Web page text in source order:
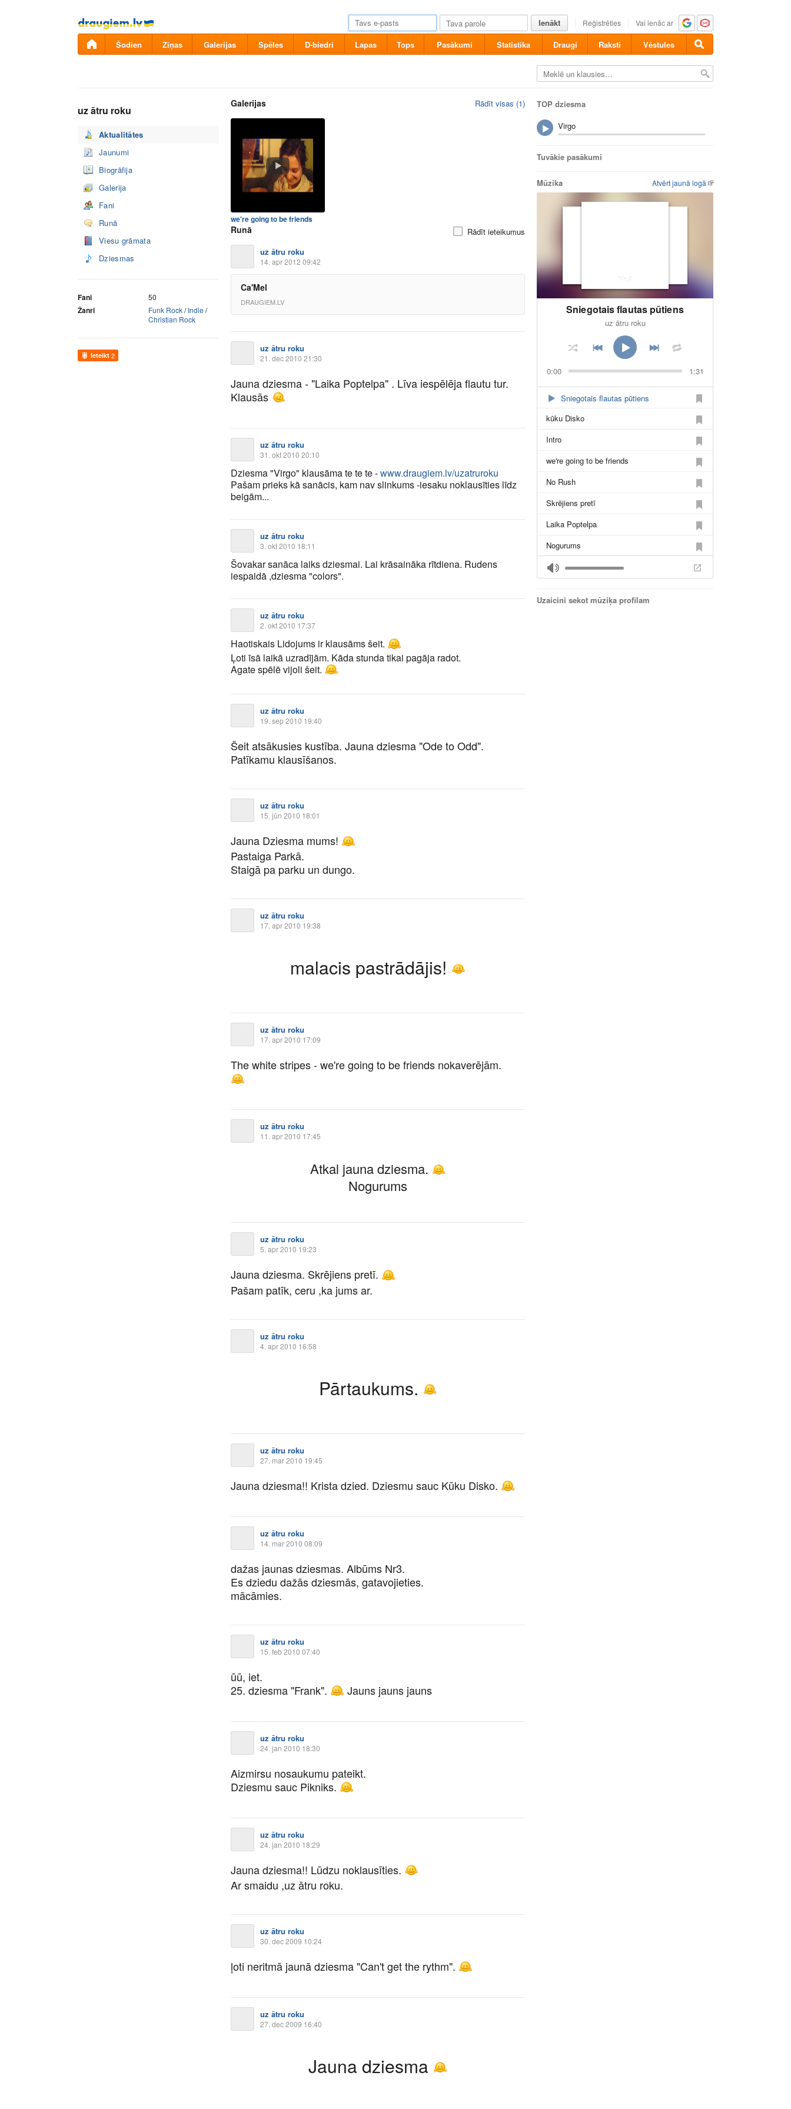
Pāriet
uz
saturu
Ienākt Reģistrēties Vai ienāc ar
Šodien Ziņas Galerijas Spēles D-biedri Lapas Tops Pasākumi Statistika Draugi Raksti Vēstules
uz ātru roku
Aktualitātes
Jaunumi
Biogrāfija
Galerija
Fani
Runā
Viesu grāmata
Dziesmas
Fani 50
Žanri Funk Rock/Indie /
Christian Rock
Ieteikt 2
Galerijas Rādīt visas (1)
we're going to be friends
Runā
Rādīt ieteikumus
uz ātru roku
14. apr 2012 09:42
Ca'Mel
DRAUGIEM.LV
uz ātru roku
21. dec 2010 21:30
Jauna dziesma - "Laika Poptelpa" . Līva iespēlēja flautu tur.
Klausās
uz ātru roku
31. okt 2010 20:10
Dziesma "Virgo" klausāma te te te -www.draugiem.lv/uzatruroku
Pašam prieks kā sanācis, kam nav slinkums -iesaku noklausīties līdz
beigām...
uz ātru roku
3. okt 2010 18:11
Šovakar sanāca laiks dziesmai. Lai krāsaināka rītdiena. Rudens
iespaidā ,dziesma "colors".
uz ātru roku
2. okt 2010 17:37
Haotiskais Lidojums ir klausāms šeit.
Ļoti īsā laikā uzradījām. Kāda stunda tikai pagāja radot.
Agate spēlē vijoli šeit.
uz ātru roku
19. sep 2010 19:40
Šeit atsākusies kustība. Jauna dziesma "Ode to Odd".
Patīkamu klausīšanos.
uz ātru roku
15. jūn 2010 18:01
Jauna Dziesma mums!
Pastaiga Parkā.
Staigā pa parku un dungo.
uz ātru roku
17. apr 2010 19:38
malacis pastrādājis!
uz ātru roku
17. apr 2010 17:09
The white stripes - we're going to be friends nokaverējām.
uz ātru roku
11. apr 2010 17:45
Atkal jauna dziesma.
Nogurums
uz ātru roku
5. apr 2010 19:23
Jauna dziesma. Skrējiens pretī.
Pašam patīk, ceru ,ka jums ar.
uz ātru roku
4. apr 2010 16:58
Pārtaukums.
uz ātru roku
27. mar 2010 19:45
Jauna dziesma!! Krista dzied. Dziesmu sauc Kūku Disko.
uz ātru roku
14. mar 2010 08:09
dažas jaunas dziesmas. Albūms Nr3.
Es dziedu dažās dziesmās, gatavojieties.
mācāmies.
uz ātru roku
15. feb 2010 07:40
ūū, iet.
25. dziesma "Frank".
Jauns jauns jauns
uz ātru roku
24. jan 2010 18:30
Aizmirsu nosaukumu pateikt.
Dziesmu sauc Pikniks.
uz ātru roku
24. jan 2010 18:29
Jauna dziesma!! Lūdzu noklausīties.
Ar smaidu ,uz ātru roku.
uz ātru roku
30. dec 2009 10:24
ļoti neritmā jaunā dziesma "Can't get the rythm".
uz ātru roku
27. dec 2009 16:40
Jauna dziesma
TOP dziesma
Virgo
Tuvākie pasākumi
Atvērt jaunā logā
Mūzika
Nr.4
Sniegotais flautas pūtiens
uz ātru roku
0:00 1:31
Sniegotais flautas pūtiens
kūku Disko
Intro
we're going to be friends
No Rush
Skrējiens pretī
Laika Poptelpa
Nogurums
Damiana Acis
Uzaicini sekot mūziķa profilam